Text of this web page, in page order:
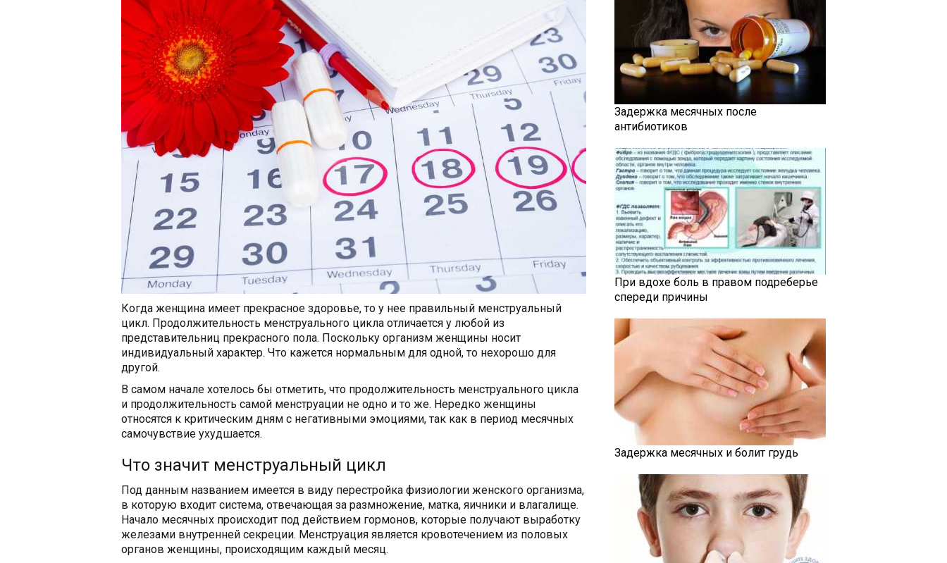
Когда женщина имеет прекрасное здоровье, то у нее правильный менструальный
цикл. Продолжительность менструального цикла отличается у любой из
представительниц прекрасного пола. Поскольку организм женщины носит
индивидуальный характер. Что кажется нормальным для одной, то нехорошо для
другой.
В самом начале хотелось бы отметить, что продолжительность менструального цикла
и продолжительность самой менструации не одно и то же. Нередко женщины
относятся к критическим дням с негативными эмоциями, так как в период месячных
самочувствие ухудшается.
Что значит менструальный цикл
Под данным названием имеется в виду перестройка физиологии женского организма,
в которую входит система, отвечающая за размножение, матка, яичники и влагалище.
Начало месячных происходит под действием гормонов, которые получают выработку
железами внутренней секреции. Менструация является кровотечением из половых
органов женщины, происходящим каждый месяц.
Задержка месячных после
антибиотиков
При вдохе боль в правом подреберье
спереди причины
Задержка месячных и болит грудь